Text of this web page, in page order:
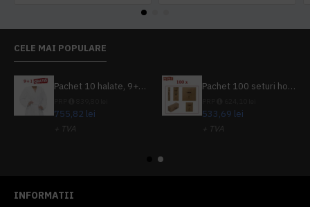
CELE MAI POPULARE
Pachet 10 halate, 9+1 gratuit
755,82 lei
+ TVA
Pachet 100 seturi hoteliere, set dentar, set barbierit, casca de dus, pila unghii, set cusut
533,69 lei
+ TVA
INFORMATII